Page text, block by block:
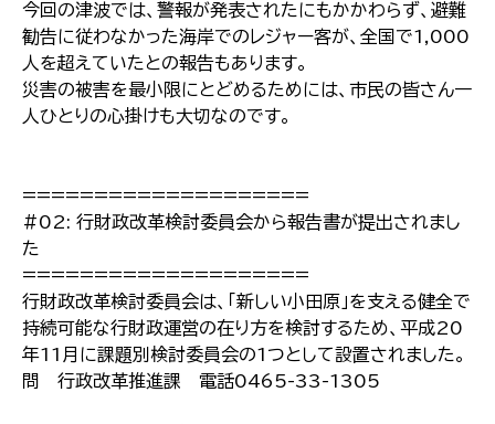
今回の津波では、警報が発表されたにもかかわらず、避難
勧告に従わなかった海岸でのレジャー客が、全国で1,000
人を超えていたとの報告もあります。
災害の被害を最小限にとどめるためには、市民の皆さん一
人ひとりの心掛けも大切なのです。
====================
#02: 行財政改革検討委員会から報告書が提出されまし
た
====================
行財政改革検討委員会は、「新しい小田原」を支える健全で
持続可能な行財政運営の在り方を検討するため、平成20
年11月に課題別検討委員会の1つとして設置されました。
問 行政改革推進課 電話0465-33-1305